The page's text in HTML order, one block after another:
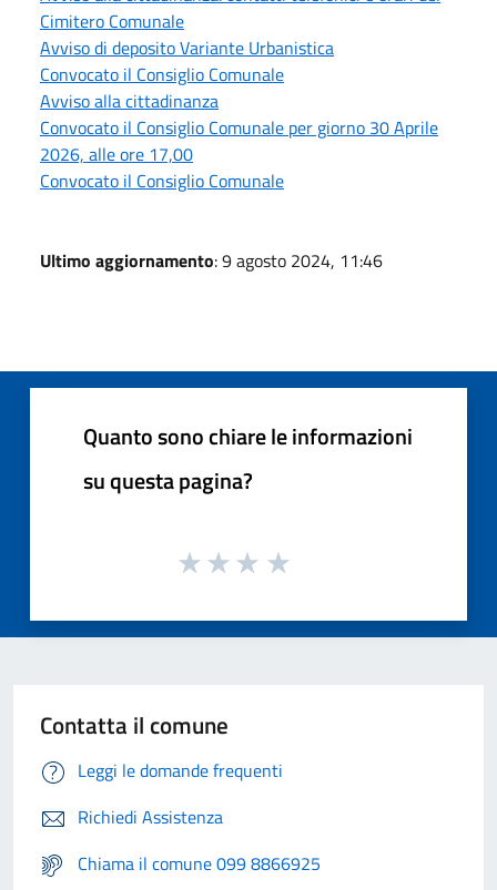
Cimitero Comunale
Avviso di deposito Variante Urbanistica
Convocato il Consiglio Comunale
Avviso alla cittadinanza
Convocato il Consiglio Comunale per giorno 30 Aprile
2026, alle ore 17,00
Convocato il Consiglio Comunale
Ultimo aggiornamento: 9 agosto 2024, 11:46
Quanto sono chiare le informazioni
su questa pagina?
Contatta il comune
Leggi le domande frequenti
Richiedi Assistenza
Chiama il comune 099 8866925